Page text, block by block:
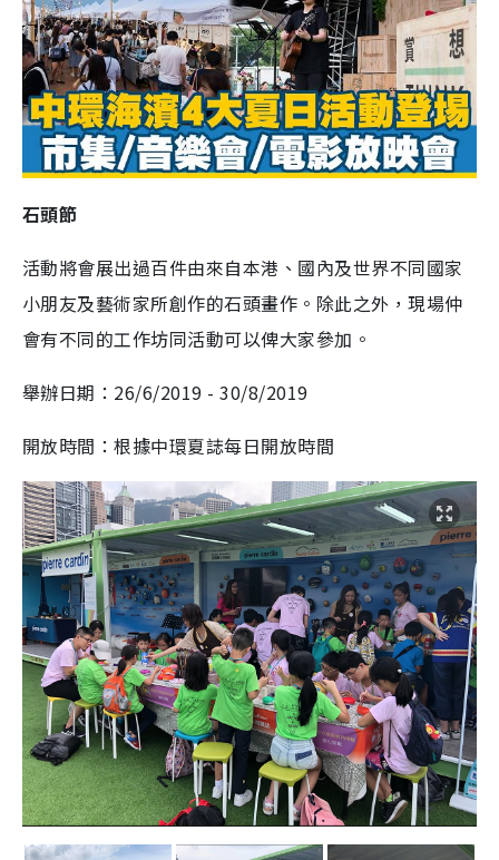
石頭節
活動將會展出過百件由來自本港、國內及世界不同國家
小朋友及藝術家所創作的石頭畫作。除此之外，現場仲
會有不同的工作坊同活動可以俾大家參加。
舉辦日期：26/6/2019 - 30/8/2019
開放時間：根據中環夏誌每日開放時間